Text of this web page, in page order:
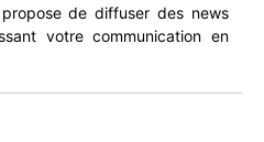
de diffuser des news
votre communication en